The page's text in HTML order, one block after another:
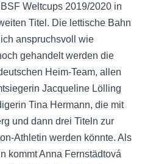
Weltcups 2019/2020 in
Titel. Die lettische Bahn
anspruchsvoll wie
gehandelt werden die
Heim-Team, allen
Jacqueline Lölling
Tina Hermann, die mit
und dann drei Titeln zur
Athletin werden könnte. Als
kommt Anna Fernstädtová